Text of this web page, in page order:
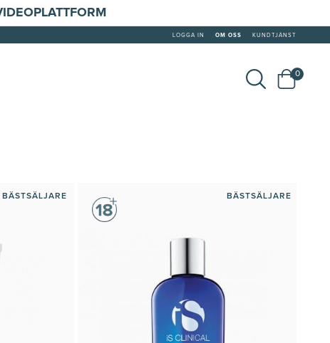
LOGGA IN OM OSS KUNDTJÄNST
0
BÄSTSÄLJARE BÄSTSÄLJARE